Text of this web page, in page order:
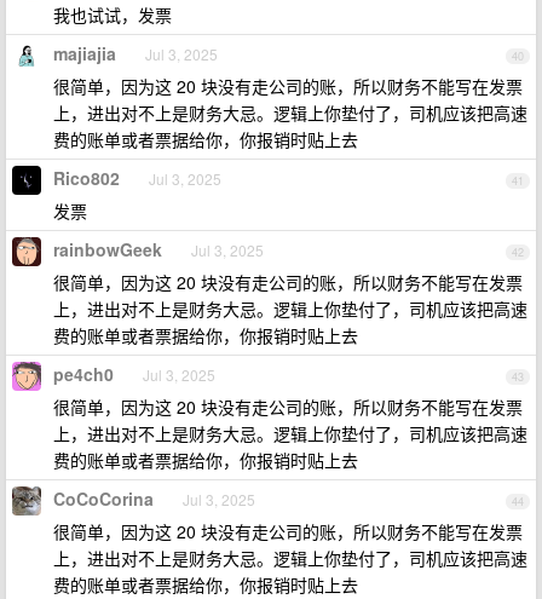
我也试试，发票
40
majiajia Jul 3, 2025
很简单，因为这 20 块没有走公司的账，所以财务不能写在发票
上，进出对不上是财务大忌。逻辑上你垫付了，司机应该把高速
费的账单或者票据给你，你报销时贴上去
41
Rico802 Jul 3, 2025
发票
42
rainbowGeek Jul 3, 2025
很简单，因为这 20 块没有走公司的账，所以财务不能写在发票
上，进出对不上是财务大忌。逻辑上你垫付了，司机应该把高速
费的账单或者票据给你，你报销时贴上去
43
pe4ch0 Jul 3, 2025
很简单，因为这 20 块没有走公司的账，所以财务不能写在发票
上，进出对不上是财务大忌。逻辑上你垫付了，司机应该把高速
费的账单或者票据给你，你报销时贴上去
44
CoCoCorina Jul 3, 2025
很简单，因为这 20 块没有走公司的账，所以财务不能写在发票
上，进出对不上是财务大忌。逻辑上你垫付了，司机应该把高速
费的账单或者票据给你，你报销时贴上去